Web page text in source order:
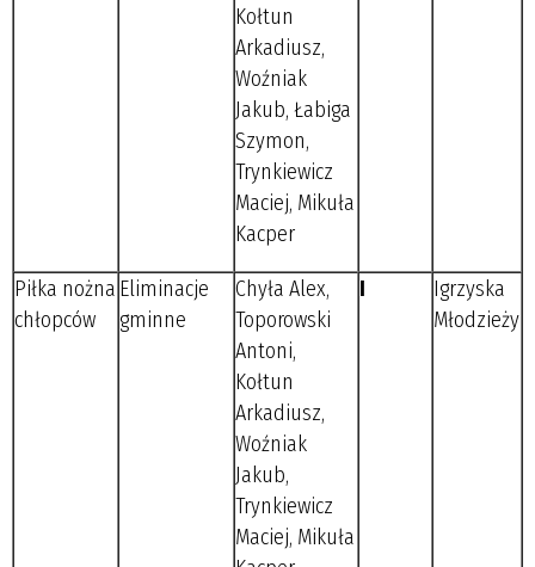
Kołtun
Arkadiusz,
Woźniak
Jakub, Łabiga
Szymon,
Trynkiewicz
Maciej, Mikuła
Kacper
Piłka nożna
chłopców
Eliminacje
gminne
Chyła Alex,
Toporowski
Antoni,
Kołtun
Arkadiusz,
Woźniak
Jakub,
Trynkiewicz
Maciej, Mikuła
I
Igrzyska
Młodzieży